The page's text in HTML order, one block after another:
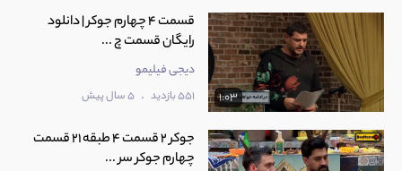
1:03
قسمت 4 چهارم جوکر | دانلود
رایگان قسمت چ ...
دیجی فیلیمو
551 بازدید . 5 سال پیش
جوکر 2 قسمت 4 طبقه 21 قسمت
چهارم جوکر سر ...